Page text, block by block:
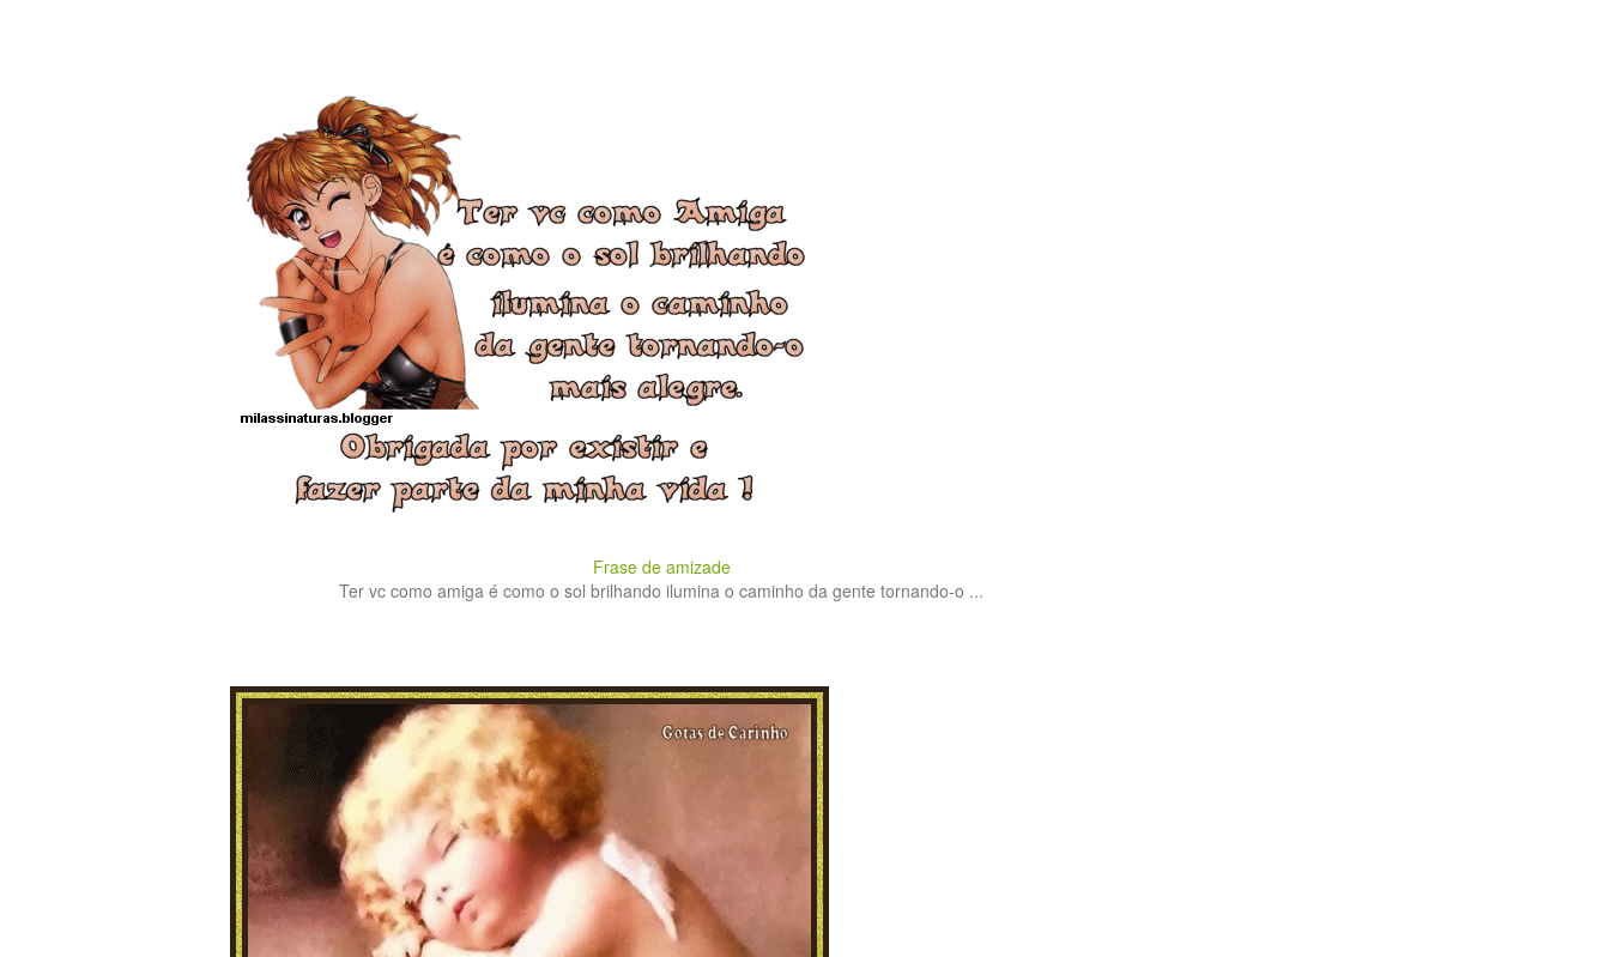
Frase de amizade
Ter vc como amiga é como o sol brilhando ilumina o caminho da gente tornando-o ...